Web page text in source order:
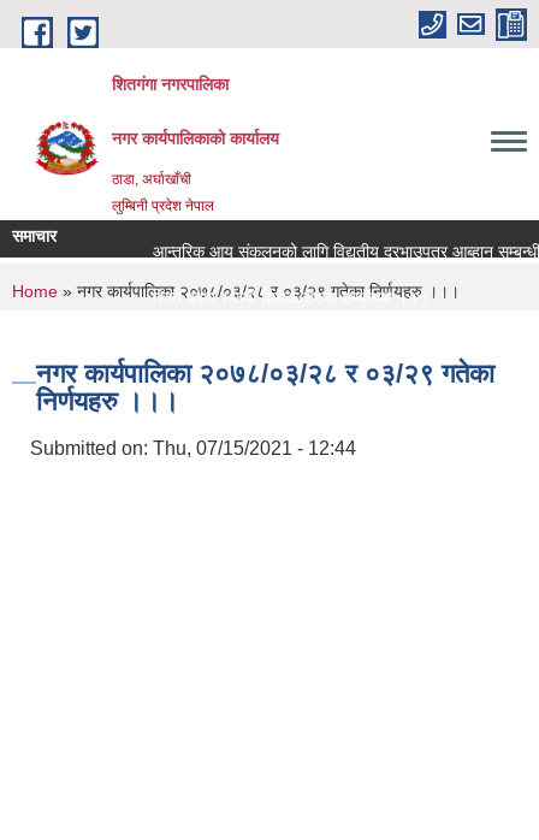
Skip to main content
शितगंगा नगरपालिका
नगर कार्यपालिकाकाे कार्यालय
ठाडा, अर्घाखाँची
लुम्बिनी प्रदेश नेपाल
समाचार
आन्तरिक आय संकलनको लागि विद्युतीय दरभाउपत्र आब्हान सम्बन्धी
रिक्त पदमा स्थायी शिक्षक सरुवा सम्बन्धमा ।।।
You are here
Home » नगर कार्यपालिका २०७८/०३/२८ र ०३/२९ गतेका निर्णयहरु ।।।
नगर कार्यपालिका २०७८/०३/२८ र ०३/२९ गतेका
निर्णयहरु ।।।
Submitted on: Thu, 07/15/2021 - 12:44